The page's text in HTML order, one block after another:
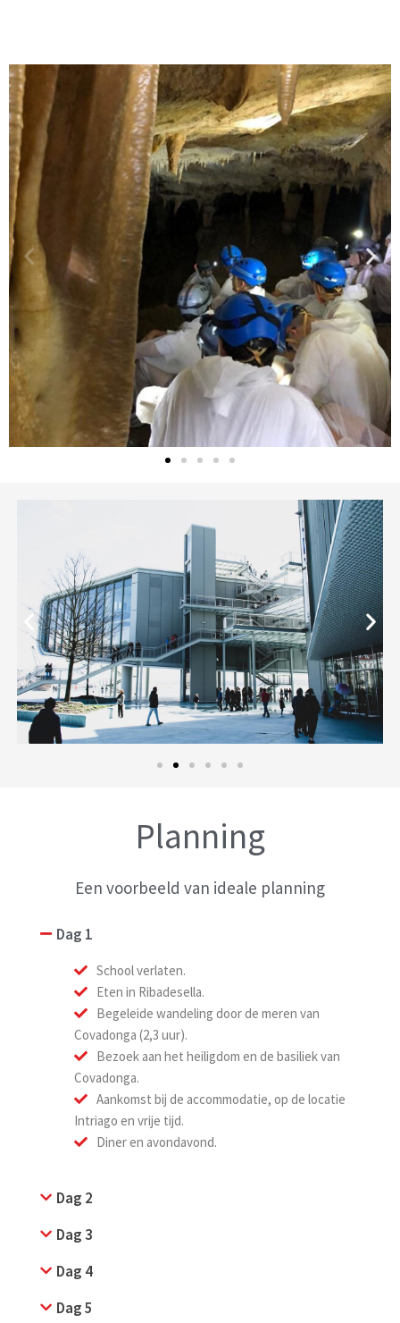
Planning
Een voorbeeld van ideale planning
Dag 1
School verlaten.
Eten in Ribadesella.
Begeleide wandeling door de meren van
Covadonga (2,3 uur).
Bezoek aan het heiligdom en de basiliek van
Covadonga.
Aankomst bij de accommodatie, op de locatie
Intriago en vrije tijd.
Diner en avondavond.
Dag 2
Dag 3
Dag 4
Dag 5